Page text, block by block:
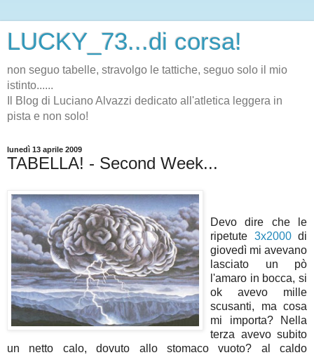
LUCKY_73...di corsa!
non seguo tabelle, stravolgo le tattiche, seguo solo il mio
istinto......
Il Blog di Luciano Alvazzi dedicato all'atletica leggera in
pista e non solo!
lunedì 13 aprile 2009
TABELLA! - Second Week...
Devo dire che le
ripetute 3x2000di
giovedì mi avevano
lasciato un pò
l'amaro in bocca, si
ok avevo mille
scusanti, ma cosa
mi importa? Nella
terza avevo subito
un netto calo, dovuto allo stomaco vuoto? al caldo